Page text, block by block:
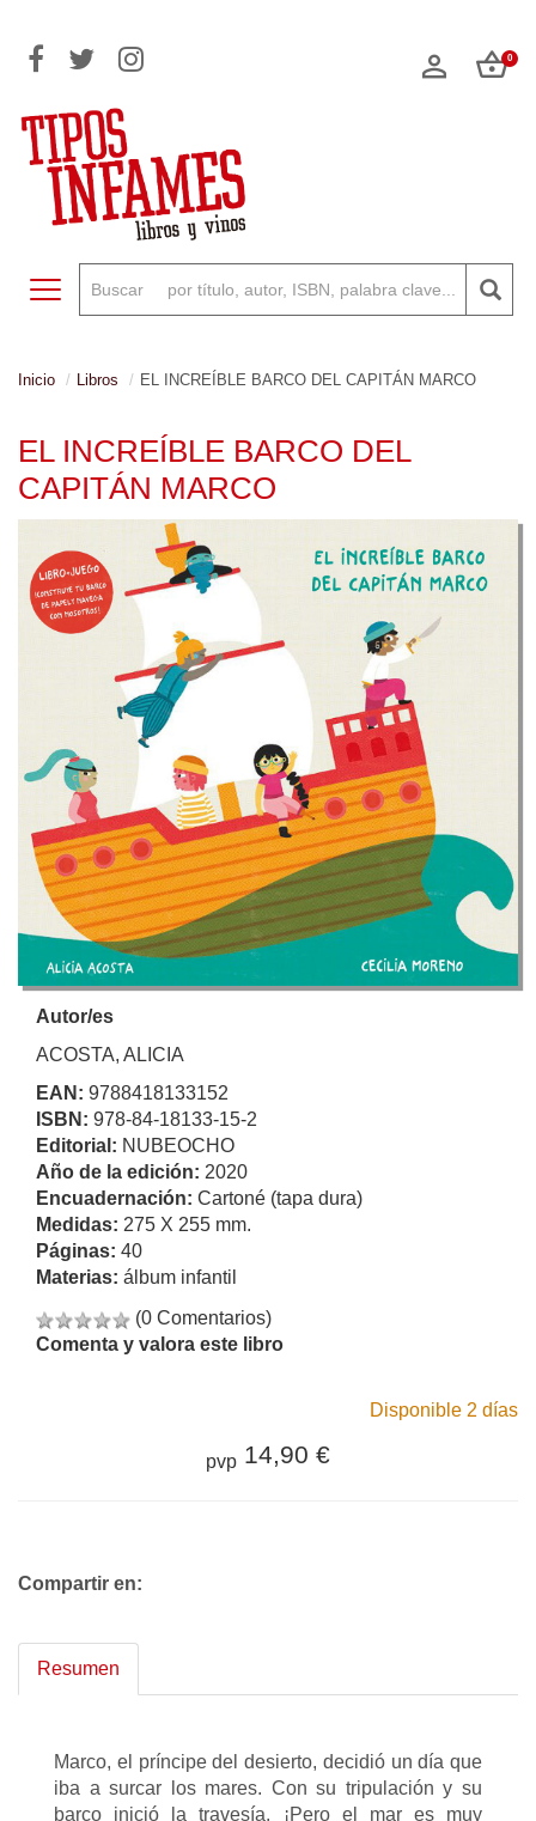
0
Toggle navigation
Inicio Libros EL INCREÍBLE BARCO DEL CAPITÁN MARCO
EL INCREÍBLE BARCO DEL
CAPITÁN MARCO
Autor/es
ACOSTA, ALICIA
EAN: 9788418133152
ISBN: 978-84-18133-15-2
Editorial: NUBEOCHO
Año de la edición: 2020
Encuadernación: Cartoné (tapa dura)
Medidas: 275 X 255 mm.
Páginas: 40
Materias: álbum infantil
(0 Comentarios)
Comenta y valora este libro
Disponible 2 días
pvp 14,90 €
Compartir en:
Resumen
Marco, el príncipe del desierto, decidió un día que
iba a surcar los mares. Con su tripulación y su
barco inició la travesía. ¡Pero el mar es muy